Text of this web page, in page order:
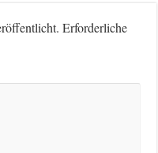
Erforderliche